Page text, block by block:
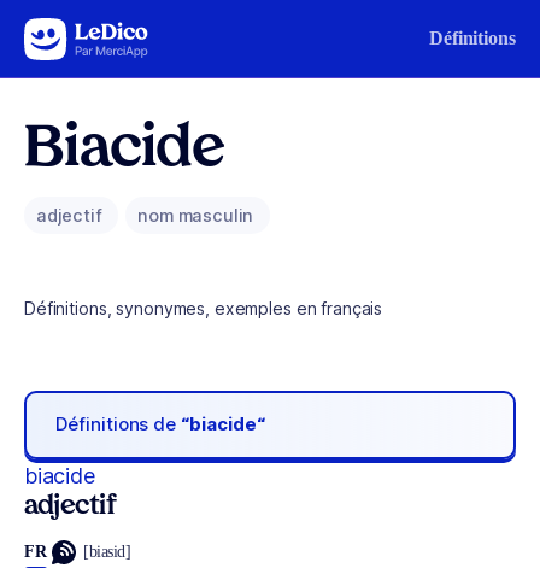
Aller au contenu Définitions
Biacide
adjectif nom masculin
Définitions, synonymes, exemples en français
Définitions de “biacide“
biacide
adjectif
FR [biasid]